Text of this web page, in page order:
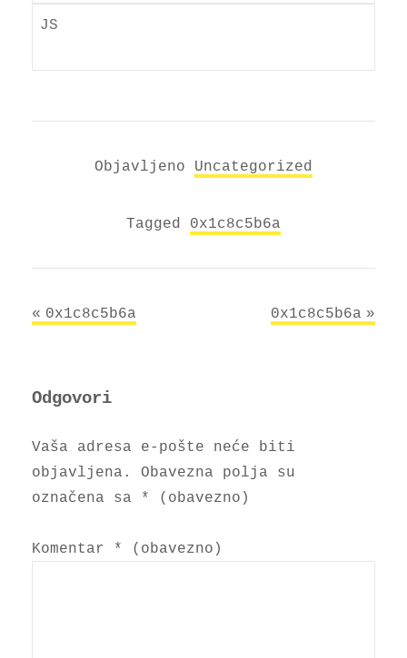
Objavljeno Uncategorized
Tagged 0x1c8c5b6a
Navigacija
0x1c8c5b6a 0x1c8c5b6a
Odgovori
Vaša adresa e-pošte neće biti
objavljena.
Obavezna polja su
označena sa
* (obavezno)
Komentar * (obavezno)